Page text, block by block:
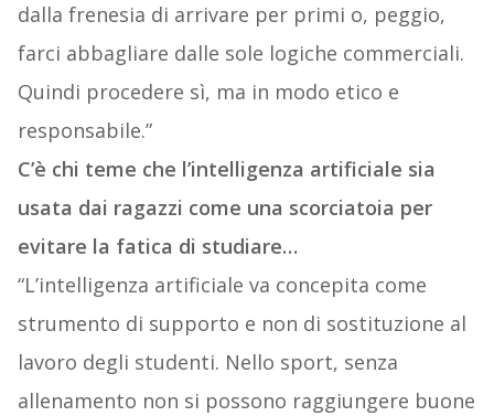
dalla frenesia di arrivare per primi o, peggio,
farci abbagliare dalle sole logiche commerciali.
Quindi procedere sì, ma in modo etico e
responsabile.”
C’è chi teme che l’intelligenza artificiale sia
usata dai ragazzi come una scorciatoia per
evitare la fatica di studiare…
“L’intelligenza artificiale va concepita come
strumento di supporto e non di sostituzione al
lavoro degli studenti. Nello sport, senza
allenamento non si possono raggiungere buone